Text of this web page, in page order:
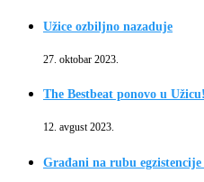
Užice ozbiljno nazaduje
27. oktobar 2023.
The Bestbeat ponovo u Užicu!
12. avgust 2023.
Građani na rubu egzistencije